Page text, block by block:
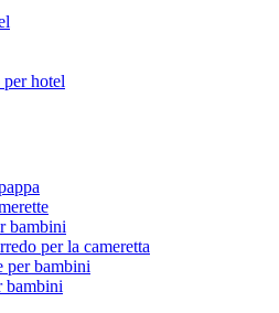
per hotel
bambini
per la cameretta
per bambini
bambini